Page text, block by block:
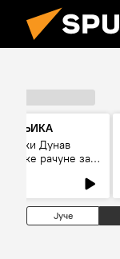
Дунав
рачуне за
Јуче